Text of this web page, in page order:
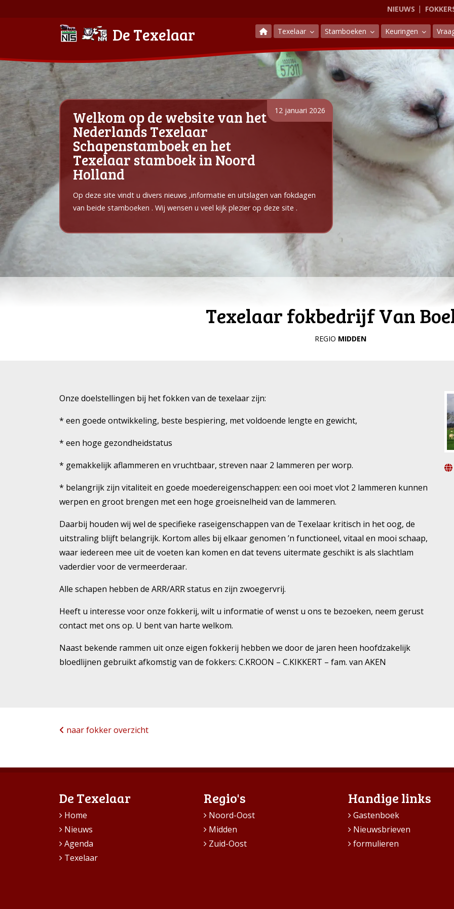
NIEUWS
De Texelaar Texelaar Stamboeken Keuringen
12 januari 2026
Welkom op de website van het
Nederlands Texelaar
Schapenstamboek en het
Texelaar stamboek in Noord
Holland
Op deze site vindt u divers nieuws ,informatie en uitslagen van fokdagen
van beide stamboeken . Wij wensen u veel kijk plezier op deze site .
Texelaar fokbedrijf Van
REGIO MIDDEN
Onze doelstellingen bij het fokken van de texelaar zijn:
* een goede ontwikkeling, beste bespiering, met voldoende lengte en gewicht,
* een hoge gezondheidstatus
* gemakkelijk aflammeren en vruchtbaar, streven naar 2 lammeren per worp.
* belangrijk zijn vitaliteit en goede moedereigenschappen: een ooi moet vlot 2 lammeren kunnen
werpen en groot brengen met een hoge groeisnelheid van de lammeren.
Daarbij houden wij wel de specifieke raseigenschappen van de Texelaar kritisch in het oog, de
uitstraling blijft belangrijk. Kortom alles bij elkaar genomen ’n functioneel, vitaal en mooi schaap,
waar iedereen mee uit de voeten kan komen en dat tevens uitermate geschikt is als slachtlam
vaderdier voor de vermeerderaar.
Alle schapen hebben de ARR/ARR status en zijn zwoegervrij.
Heeft u interesse voor onze fokkerij, wilt u informatie of wenst u ons te bezoeken, neem gerust
contact met ons op. U bent van harte welkom.
Naast bekende rammen uit onze eigen fokkerij hebben we door de jaren heen hoofdzakelijk
bloedlijnen gebruikt afkomstig van de fokkers: C.KROON – C.KIKKERT – fam. van AKEN
naar fokker overzicht
De Texelaar
Home
Nieuws
Agenda
Texelaar
Regio's
Noord-Oost
Midden
Zuid-Oost
Handige links
Gastenboek
Nieuwsbrieven
formulieren